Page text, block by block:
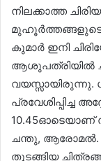
നിലക്കാത്ത
കുമാർ ഇനി
ആശുപത്രിയിൽ
വയസ്സായിരുന്നു.
പ്രവേശിപ്പിച്ച
10.45ഓടെയാണ്
ചന്തു,
തുടങ്ങിയ